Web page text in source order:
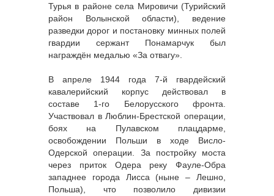
Турья в районе села Мировичи (Турийский
район Волынской области), ведение
разведки дорог и постановку минных полей
гвардии сержант Понамарчук был
награждён медалью «За отвагу».
В апреле 1944 года 7-й гвардейский
кавалерийский корпус действовал в
составе 1-го Белорусского фронта.
Участвовал в Люблин-Брестской операции,
боях на Пулавском плацдарме,
освобождении Польши в ходе Висло-
Одерской операции. За постройку моста
через приток Одера реку Фауле-Обра
западнее города Лисса (ныне – Лешно,
Польша), что позволило дивизии